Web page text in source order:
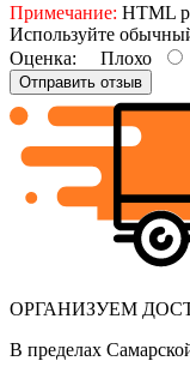
Примечание: HTML
Используйте
Оценка: Плохо
Отправить отзыв
ОРГАНИЗУЕМ
В пределах